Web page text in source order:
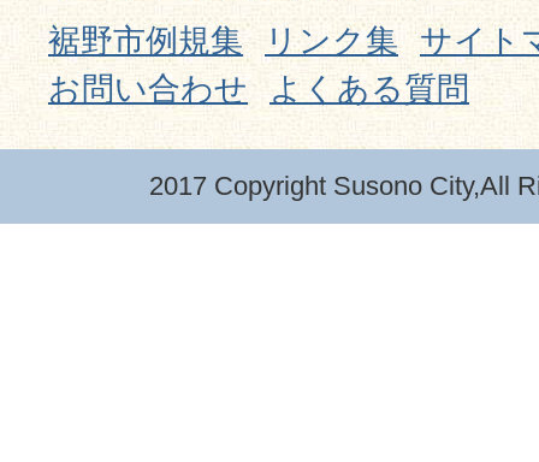
裾野市例規集
リンク集
サイト
お問い合わせ
よくある質問
2017 Copyright Susono City,All